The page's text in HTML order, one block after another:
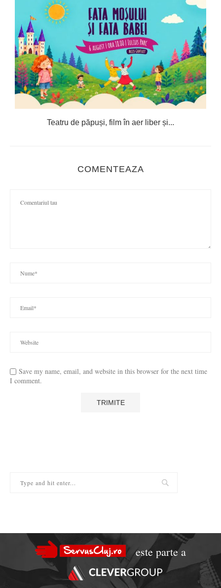
Teatru de păpuși, film în aer liber și...
COMENTEAZA
Save my name, email, and website in this browser for the next time
I comment.
este parte a